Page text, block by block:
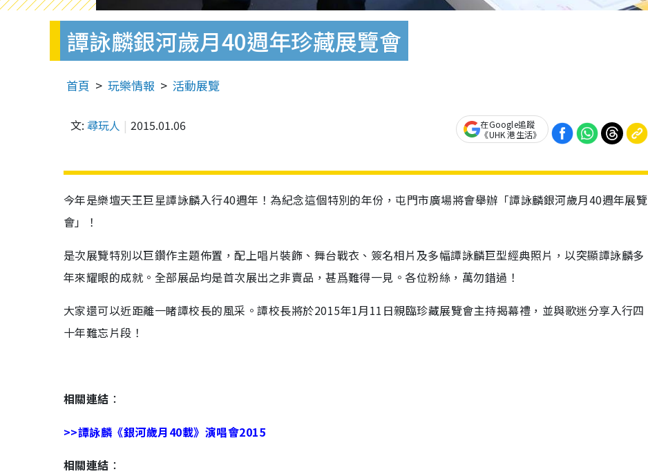
譚詠麟銀河歲月40週年珍藏展覽會
首頁 玩樂情報 活動展覽
文: 尋玩人 2015.01.06
在Google追蹤
《UHK 港生活》
今年是樂壇天王巨星譚詠麟入行40週年！為紀念這個特別的年份， 屯門市廣場將會舉辦「譚詠麟銀河歲月40週年展覽
會」！
是次展覽特別以巨鑽作主題佈置，配上唱片裝飾、舞台戰衣、簽名相片及多幅譚詠麟巨型經典照片，以突顯譚詠麟多
年來耀眼的成就。全部展品均是首次展出之非賣品，甚爲難得一見。各位粉絲，萬勿錯過！
大家還可以近距離一睹譚校長的風采 。譚校長將於2015年1月11日親臨珍藏展覽會主持揭幕禮，並與歌迷分享入行四
十年難忘片段！
相關連結 ：
>>譚詠麟《銀河歲月40載》演唱會2015
相關連結 ：